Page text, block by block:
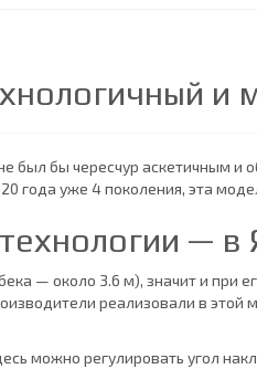
и
был бы чересчур аскетичным
года уже 4 поколения, эта
— в
— около 3.6 м), значит и при
реализовали в
можно регулировать угол